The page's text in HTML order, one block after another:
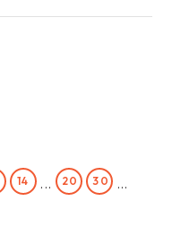
14 ... 20 30 ...